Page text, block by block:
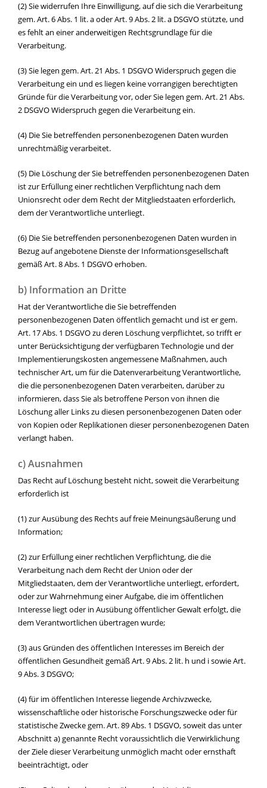
(2) Sie widerrufen Ihre Einwilligung, auf die sich die Verarbeitung
gem. Art. 6 Abs. 1 lit. a oder Art. 9 Abs. 2 lit. a DSGVO stützte, und
es fehlt an einer anderweitigen Rechtsgrundlage für die
Verarbeitung.
(3) Sie legen gem. Art. 21 Abs. 1 DSGVO Widerspruch gegen die
Verarbeitung ein und es liegen keine vorrangigen berechtigten
Gründe für die Verarbeitung vor, oder Sie legen gem. Art. 21 Abs.
2 DSGVO Widerspruch gegen die Verarbeitung ein.
(4) Die Sie betreffenden personenbezogenen Daten wurden
unrechtmäßig verarbeitet.
(5) Die Löschung der Sie betreffenden personenbezogenen Daten
ist zur Erfüllung einer rechtlichen Verpflichtung nach dem
Unionsrecht oder dem Recht der Mitgliedstaaten erforderlich,
dem der Verantwortliche unterliegt.
(6) Die Sie betreffenden personenbezogenen Daten wurden in
Bezug auf angebotene Dienste der Informationsgesellschaft
gemäß Art. 8 Abs. 1 DSGVO erhoben.
b) Information an Dritte
Hat der Verantwortliche die Sie betreffenden
personenbezogenen Daten öffentlich gemacht und ist er gem.
Art. 17 Abs. 1 DSGVO zu deren Löschung verpflichtet, so trifft er
unter Berücksichtigung der verfügbaren Technologie und der
Implementierungskosten angemessene Maßnahmen, auch
technischer Art, um für die Datenverarbeitung Verantwortliche,
die die personenbezogenen Daten verarbeiten, darüber zu
informieren, dass Sie als betroffene Person von ihnen die
Löschung aller Links zu diesen personenbezogenen Daten oder
von Kopien oder Replikationen dieser personenbezogenen Daten
verlangt haben.
c) Ausnahmen
Das Recht auf Löschung besteht nicht, soweit die Verarbeitung
erforderlich ist
(1) zur Ausübung des Rechts auf freie Meinungsäußerung und
Information;
(2) zur Erfüllung einer rechtlichen Verpflichtung, die die
Verarbeitung nach dem Recht der Union oder der
Mitgliedstaaten, dem der Verantwortliche unterliegt, erfordert,
oder zur Wahrnehmung einer Aufgabe, die im öffentlichen
Interesse liegt oder in Ausübung öffentlicher Gewalt erfolgt, die
dem Verantwortlichen übertragen wurde;
(3) aus Gründen des öffentlichen Interesses im Bereich der
öffentlichen Gesundheit gemäß Art. 9 Abs. 2 lit. h und i sowie Art.
9 Abs. 3 DSGVO;
(4) für im öffentlichen Interesse liegende Archivzwecke,
wissenschaftliche oder historische Forschungszwecke oder für
statistische Zwecke gem. Art. 89 Abs. 1 DSGVO, soweit das unter
Abschnitt a) genannte Recht voraussichtlich die Verwirklichung
der Ziele dieser Verarbeitung unmöglich macht oder ernsthaft
beeinträchtigt, oder